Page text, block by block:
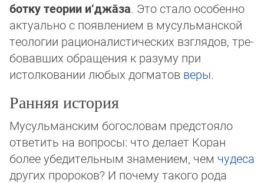
бот­ку теории и‘джа̄за. Это стало осо­бен­но
актуально с появ­ле­нием в мусульманской
теологии рацио­налистических взгля­дов, тре­
бовавших обра­ще­ния к разуму при
истолковании любых дог­ма­тов веры.
Ранняя история
Мусульманским богословам предстояло
ответить на вопросы: что делает Коран
более убеди­тельным знамением, чем чудеса
других пророков? И почему такого рода